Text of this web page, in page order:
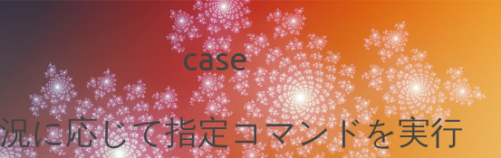
case
に応じて指定コマンドを実行